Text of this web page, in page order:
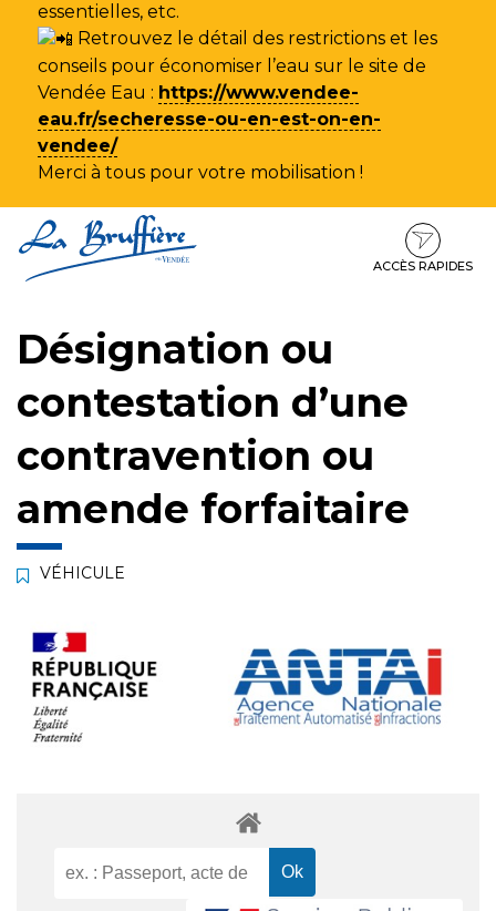
essentielles, etc.
Retrouvez le détail des restrictions et les
conseils pour économiser l’eau sur le site de
Vendée Eau : https://www.vendee-
eau.fr/secheresse-ou-en-est-on-en-
vendee/
Merci à tous pour votre mobilisation !
au
contenu
au
ACCÈS RAPIDES
Désignation ou
contestation d’une
contravention ou
amende forfaitaire
VÉHICULE